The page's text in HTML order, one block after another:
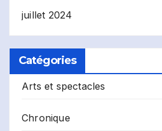
juillet 2024
Catégories
Arts et spectacles
Chronique